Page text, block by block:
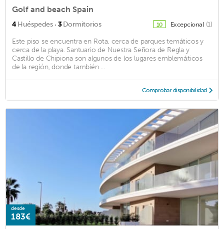
Golf and beach Spain
4Huéspedes · 3Dormitorios 10 Excepcional (1)
Este piso se encuentra en Rota, cerca de parques temáticos y
cerca de la playa. Santuario de Nuestra Señora de Regla y
Castillo de Chipiona son algunos de los lugares emblemáticos
de la región, donde también ...
Comprobar disponibilidad
desde
183€